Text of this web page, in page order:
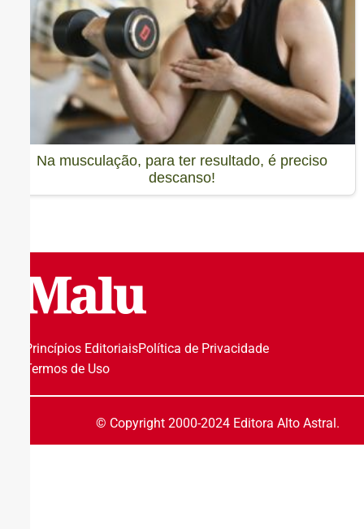
Na musculação, para ter resultado, é preciso
descanso!
Princípios EditoriaisPolítica de Privacidade
Termos de Uso
© Copyright 2000-2024 Editora Alto Astral.